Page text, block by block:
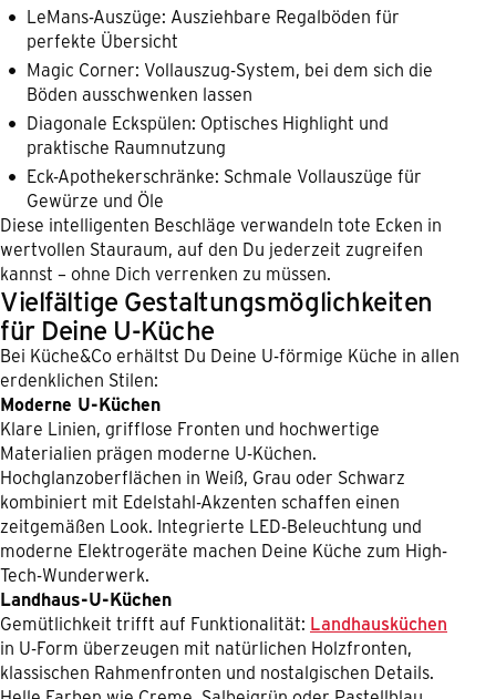
LeMans-Auszüge: Ausziehbare Regalböden für
perfekte Übersicht
Magic Corner: Vollauszug-System, bei dem sich die
Böden ausschwenken lassen
Diagonale Eckspülen: Optisches Highlight und
praktische Raumnutzung
Eck-Apothekerschränke: Schmale Vollauszüge für
Gewürze und Öle
Diese intelligenten Beschläge verwandeln tote Ecken in
wertvollen Stauraum, auf den Du jederzeit zugreifen
kannst – ohne Dich verrenken zu müssen.
Vielfältige Gestaltungsmöglichkeiten
für Deine U-Küche
Bei Küche&Co erhältst Du Deine U-förmige Küche in allen
erdenklichen Stilen:
Moderne U-Küchen
Klare Linien, grifflose Fronten und hochwertige
Materialien prägen moderne U-Küchen.
Hochglanzoberflächen in Weiß, Grau oder Schwarz
kombiniert mit Edelstahl-Akzenten schaffen einen
zeitgemäßen Look. Integrierte LED-Beleuchtung und
moderne Elektrogeräte machen Deine Küche zum High-
Tech-Wunderwerk.
Landhaus-U-Küchen
Gemütlichkeit trifft auf Funktionalität: Landhausküchen
in U-Form überzeugen mit natürlichen Holzfronten,
klassischen Rahmenfronten und nostalgischen Details.